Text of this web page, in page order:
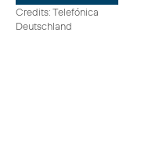
Credits: Telefónica
Deutschland